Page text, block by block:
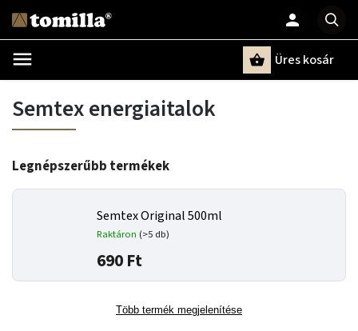
Üres kosár
Semtex energiaitalok
Legnépszerűbb termékek
Semtex Original 500ml
Raktáron (>5 db)
690 Ft
Több termék megjelenítése